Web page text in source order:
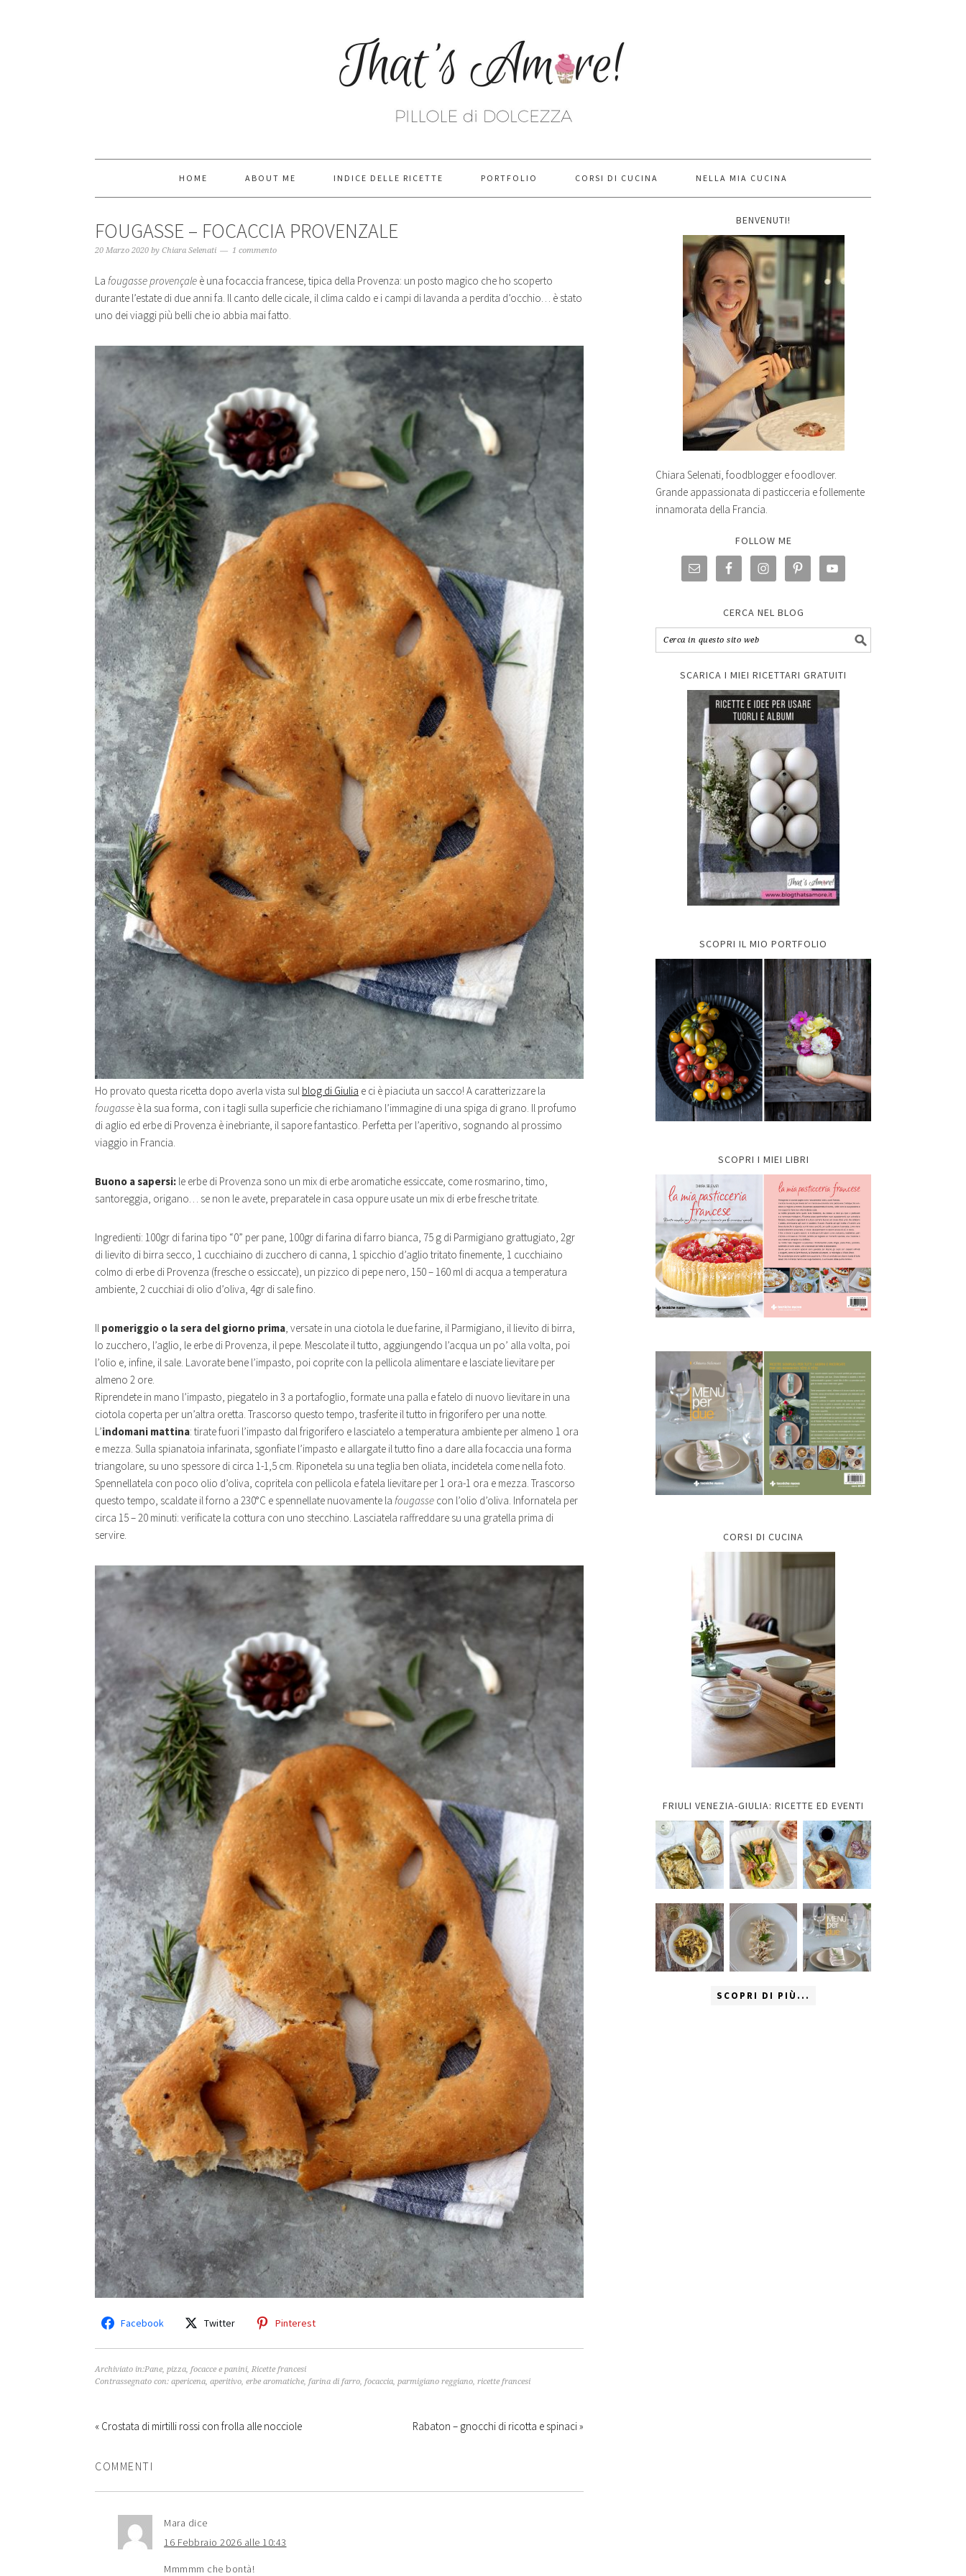
HOME ABOUT ME INDICE DELLE RICETTE PORTFOLIO CORSI DI CUCINA NELLA MIA CUCINA
FOUGASSE – FOCACCIA PROVENZALE
20 Marzo 2020 by Chiara Selenati 1 commento
La fougasse provençale è una focaccia francese, tipica della Provenza: un posto magico che ho scoperto
durante l’estate di due anni fa. Il canto delle cicale, il clima caldo e i campi di lavanda a perdita d’occhio… è stato
uno dei viaggi più belli che io abbia mai fatto.
Ho provato questa ricetta dopo averla vista sul blog di Giulia e ci è piaciuta un sacco! A caratterizzare la
fougasse è la sua forma, con i tagli sulla superficie che richiamano l’immagine di una spiga di grano. Il profumo
di aglio ed erbe di Provenza è inebriante, il sapore fantastico. Perfetta per l’aperitivo, sognando al prossimo
viaggio in Francia.
Buono a sapersi: le erbe di Provenza sono un mix di erbe aromatiche essiccate, come rosmarino, timo,
santoreggia, origano… se non le avete, preparatele in casa oppure usate un mix di erbe fresche tritate.
Ingredienti: 100gr di farina tipo “0” per pane, 100gr di farina di farro bianca, 75 g di Parmigiano grattugiato, 2gr
di lievito di birra secco, 1 cucchiaino di zucchero di canna, 1 spicchio d’aglio tritato finemente, 1 cucchiaino
colmo di erbe di Provenza (fresche o essiccate), un pizzico di pepe nero, 150 – 160 ml di acqua a temperatura
ambiente, 2 cucchiai di olio d’oliva, 4gr di sale fino.
Il pomeriggio o la sera del giorno prima , versate in una ciotola le due farine, il Parmigiano, il lievito di birra,
lo zucchero, l’aglio, le erbe di Provenza, il pepe. Mescolate il tutto, aggiungendo l’acqua un po’ alla volta, poi
l’olio e, infine, il sale. Lavorate bene l’impasto, poi coprite con la pellicola alimentare e lasciate lievitare per
almeno 2 ore.
Riprendete in mano l’impasto, piegatelo in 3 a portafoglio, formate una palla e fatelo di nuovo lievitare in una
ciotola coperta per un’altra oretta. Trascorso questo tempo, trasferite il tutto in frigorifero per una notte.
L’indomani mattina: tirate fuori l’impasto dal frigorifero e lasciatelo a temperatura ambiente per almeno 1 ora
e mezza. Sulla spianatoia infarinata, sgonfiate l’impasto e allargate il tutto fino a dare alla focaccia una forma
triangolare, su uno spessore di circa 1-1,5 cm. Riponetela su una teglia ben oliata, incidetela come nella foto.
Spennellatela con poco olio d’oliva, copritela con pellicola e fatela lievitare per 1 ora-1 ora e mezza. Trascorso
questo tempo, scaldate il forno a 230°C e spennellate nuovamente la fougasse con l’olio d’oliva. Infornatela per
circa 15 – 20 minuti: verificate la cottura con uno stecchino. Lasciatela raffreddare su una gratella prima di
servire.
Facebook Twitter Pinterest
Archiviato in:Pane, pizza, focacce e panini, Ricette francesi
Contrassegnato con: apericena, aperitivo, erbe aromatiche, farina di farro, focaccia, parmigiano reggiano, ricette francesi
« Crostata di mirtilli rossi con frolla alle nocciole Rabaton – gnocchi di ricotta e spinaci »
COMMENTI
Mara dice
16 Febbraio 2026 alle 10:43
Mmmmm che bontà!
BENVENUTI!
Chiara Selenati, foodblogger e foodlover.
Grande appassionata di pasticceria e follemente
innamorata della Francia.
FOLLOW ME
CERCA NEL BLOG
SCARICA I MIEI RICETTARI GRATUITI
SCOPRI IL MIO PORTFOLIO
SCOPRI I MIEI LIBRI
CORSI DI CUCINA
FRIULI VENEZIA-GIULIA: RICETTE ED EVENTI
SCOPRI DI PIÙ...